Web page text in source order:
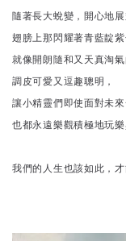
隨著長大蛻變，開心地
翅膀上那閃耀著青藍靛紫
就像開朗隨和又天真淘氣
調皮可愛又逗趣聰明，
讓小精靈們即使面對未
也都永遠樂觀積極地玩樂
我們的人生也該如此，